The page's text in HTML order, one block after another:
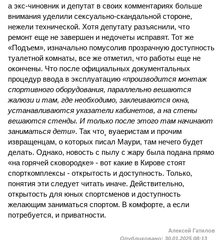
а экс-чиновник и депутат в своих комментариях больше
внимания уделили сексуально-скандальной стороне,
нежели технической. Хотя депутату разъяснили, что
ремонт еще не завершен и недочеты исправят. Тот же
«Подъем», изначально помусолив прозрачную доступность
туалетной комнаты, все же отметил, что работы еще не
окончены. Что после официальных документальных
процедур ввода в эксплуатацию «производится монтаж
спортивного оборудования, параллельно вешаются
жалюзи и там, где необходимо, заклеиваются окна,
устанавливаются указатели кабинетов, а на стены
вешаются стенды. И только после этого там начинают
заниматься дети». Так что¸ вуаеристам и прочим
извращенцам, о которых писал Маури, там нечего будет
делать. Однако, новость с пылу с жару была подана прямо
«на горячей сковородке» - вот какие в Кирове стоят
спорткомплексы - открытость и доступность. Только,
понятия эти следует читать иначе. Действительно,
открытость для юных спортсменов и доступность
желающим заниматься спортом. В комфорте, а если
потребуется, и приватности.
Алексей Гатилов
Опубликовано: 30.01.2025 08:13